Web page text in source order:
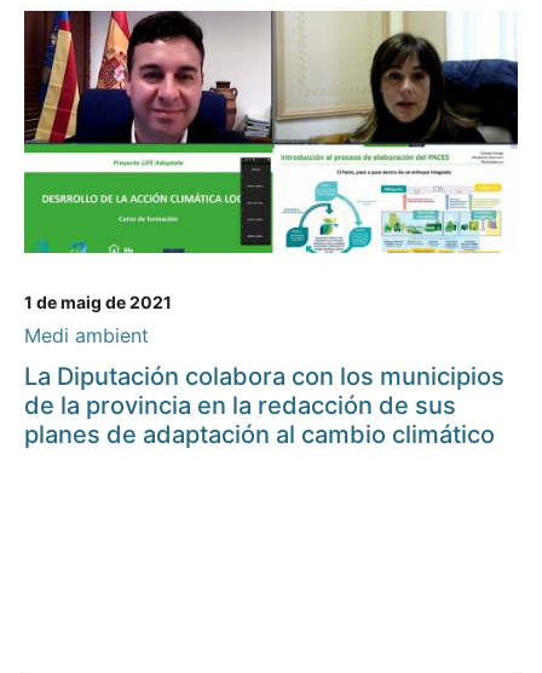
1 de maig de 2021
Medi ambient
La Diputación colabora con los municipios
de la provincia en la redacción de sus
planes de adaptación al cambio climático